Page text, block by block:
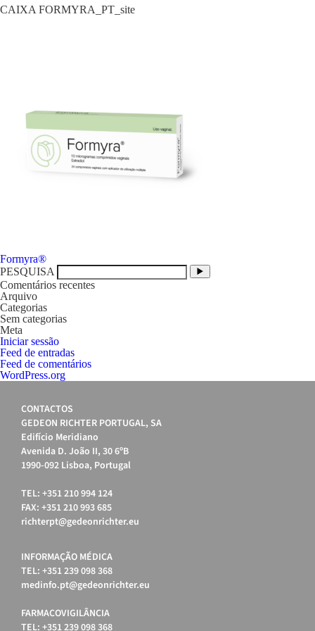
CAIXA FORMYRA_PT_site
Navegação
de
artigos
Formyra®
PESQUISA
Comentários recentes
Arquivo
Categorias
Sem categorias
Meta
Iniciar sessão
Feed de entradas
Feed de comentários
WordPress.org
CONTACTOS
GEDEON RICHTER PORTUGAL, SA
Edifício Meridiano
Avenida D. João II, 30 6ºB
1990-092 Lisboa, Portugal
TEL: +351 210 994 124
FAX: +351 210 993 685
richterpt@gedeonrichter.eu
INFORMAÇÃO MÉDICA
TEL: +351 239 098 368
medinfo.pt@gedeonrichter.eu
FARMACOVIGILÂNCIA
TEL: +351 239 098 368